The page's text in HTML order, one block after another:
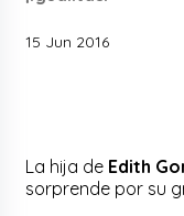
15 Jun 2016
La hija de Edith
sorprende por su